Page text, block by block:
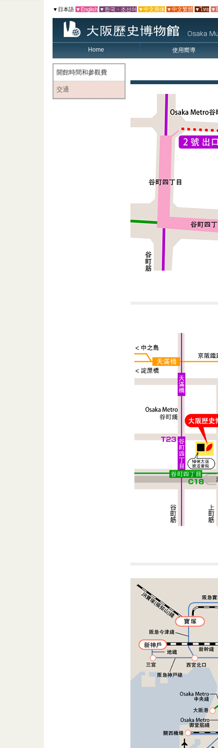
▼日本語 ▼English ▼한국・조선어 ▼中文簡体 ▼中文繁體 ▼ไทย
Home 使用嚮導
開館時間和參觀費
交通